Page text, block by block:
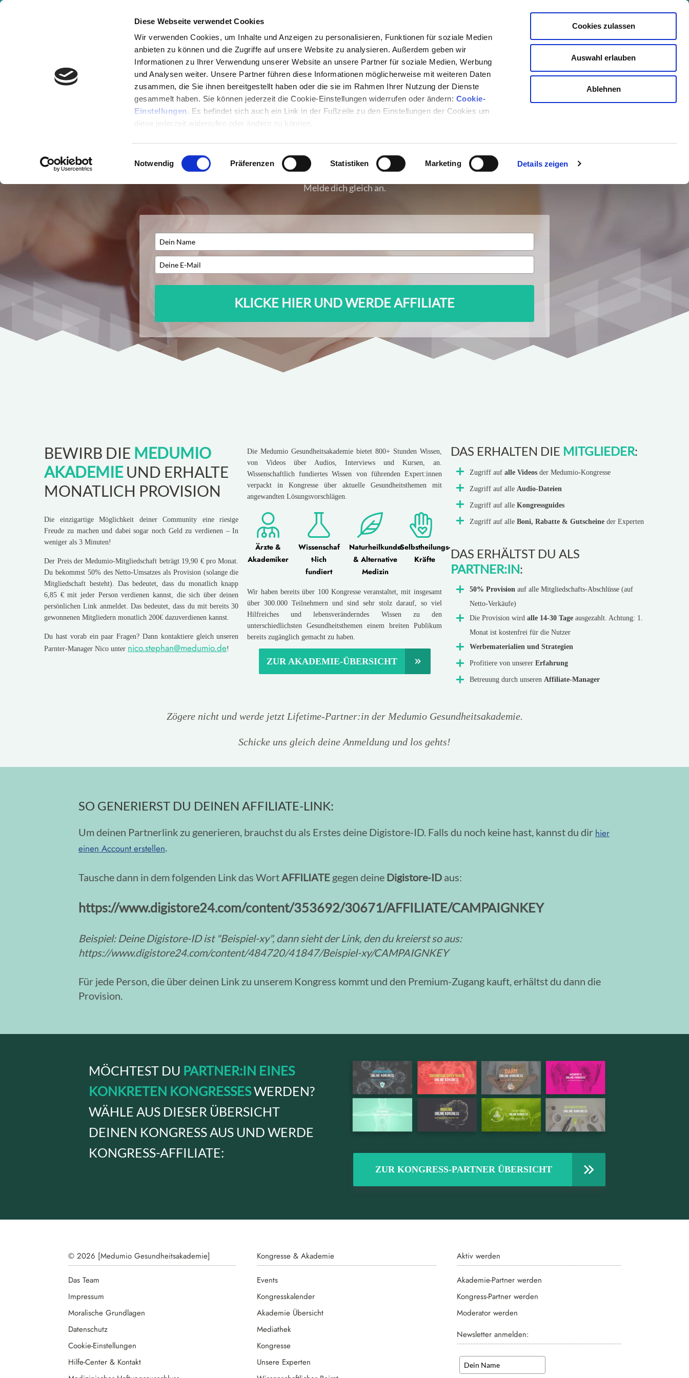
Diese Webseite verwendet Cookies
Wir verwenden Cookies, um Inhalte und Anzeigen zu personalisieren, Funktionen für soziale Medien
anbieten zu können und die Zugriffe auf unsere Website zu analysieren. Außerdem geben wir
Informationen zu Ihrer Verwendung unserer Website an unsere Partner für soziale Medien, Werbung
und Analysen weiter. Unsere Partner führen diese Informationen möglicherweise mit weiteren Daten
zusammen, die Sie ihnen bereitgestellt haben oder die sie im Rahmen Ihrer Nutzung der Dienste
gesammelt haben. Sie können jederzeit die Cookie-Einstellungen widerrufen oder ändern: Cookie-
Einstellungen. Es befindet sich auch ein Link in der Fußzeile zu den Einstellungen der Cookies um
diese jederzeit widerrufen oder ändern zu können.
Einwilligungsauswahl
Notwendig Präferenzen Statistiken Marketing Details zeigen
Cookies zulassen
Auswahl erlauben
Ablehnen
<< ZURÜCK STARTSEITE EVENTS AKADEMIE LOGIN MITGLIED WERDEN
MedumioGesundheitsakademie
LIFETIME PARTNER PROGRAMM
Erhalte alle Infos für deine erfolgreiche Partner-Kampagne.
Melde dich gleich an.
KLICKE HIER UND WERDE AFFILIATE
BEWIRB DIE MEDUMIO
AKADEMIEUND ERHALTE
MONATLICH PROVISION
Die einzigartige Möglichkeit deiner Community eine riesige
Freude zu machen und dabei sogar noch Geld zu verdienen – In
weniger als 3 Minuten!
Der Preis der Medumio-Mitgliedschaft beträgt 19,90 € pro Monat.
Du bekommst 50% des Netto-Umsatzes als Provision (solange die
Mitgliedschaft besteht). Das bedeutet, dass du monatlich knapp
6,85 € mit jeder Person verdienen kannst, die sich über deinen
persönlichen Link anmeldet. Das bedeutet, dass du mit bereits 30
gewonnenen Mitgliedern monatlich 200€ dazuverdienen kannst.
Du hast vorab ein paar Fragen? Dann kontaktiere gleich unseren
Parnter-Manager Nico unter nico.stephan@medumio.de!
Die Medumio Gesundheitsakademie bietet 800+ Stunden Wissen,
von Videos über Audios, Interviews und Kursen, an.
Wissenschaftlich fundiertes Wissen von führenden Expert:innen
verpackt in Kongresse über aktuelle Gesundheitsthemen mit
angewandten Lösungsvorschlägen.
Ärzte &
Akademiker
Wissenschaf
t-lich
fundiert
Naturheilkunde
& Alternative
Medizin
Selbstheilungs-
Kräfte
Wir haben bereits über 100 Kongresse veranstaltet, mit insgesamt
über 300.000 Teilnehmern und sind sehr stolz darauf, so viel
Hilfreiches und lebensveränderndes Wissen zu den
unterschiedlichsten Gesundheitsthemen einem breiten Publikum
bereits zugänglich gemacht zu haben.
ZUR AKADEMIE-ÜBERSICHT
DAS ERHALTEN DIE MITGLIEDER:
Zugriff auf alle Videosder Medumio-Kongresse
Zugriff auf alle Audio-Dateien
Zugriff auf alle Kongressguides
Zugriff auf alle Boni, Rabatte & Gutscheineder Experten
DAS ERHÄLTST DU ALS
PARTNER:IN:
50% Provisionauf alle Mitgliedschafts-Abschlüsse (auf
Netto-Verkäufe)
Die Provision wird alle 14-30 Tageausgezahlt. Achtung: 1.
Monat ist kostenfrei für die Nutzer
Werbematerialien und Strategien
Profitiere von unserer Erfahrung
Betreuung durch unseren Affiliate-Manager
Zögere nicht und werde jetzt Lifetime-Partner:in der Medumio Gesundheitsakademie.
Schicke uns gleich deine Anmeldung und los gehts!
SO GENERIERST DU DEINEN AFFILIATE-LINK:
Um deinen Partnerlink zu generieren, brauchst du als Erstes deine Digistore-ID. Falls du noch keine hast, kannst du dir hier
einen Account erstellen.
Tausche dann in dem folgenden Link das WortAFFILIATE gegen deine Digistore-ID aus:
https://www.digistore24.com/content/353692/30671/AFFILIATE/CAMPAIGNKEY
Beispiel: Deine Digistore-ID ist "Beispiel-xy", dann sieht der Link, den du kreierst so aus:
https://www.digistore24.com/content/484720/41847/Beispiel-xy/CAMPAIGNKEY
Für jede Person, die über deinen Link zu unserem Kongress kommt und den Premium-Zugang kauft, erhältst du dann die
Provision.
MÖCHTEST DU PARTNER:IN EINES
KONKRETEN KONGRESSESWERDEN?
WÄHLE AUS DIESER ÜBERSICHT
DEINEN KONGRESS AUS UND WERDE
KONGRESS-AFFILIATE:
ZUR KONGRESS-PARTNER ÜBERSICHT
© 2026 [Medumio Gesundheitsakademie]
Das Team
Impressum
Moralische Grundlagen
Datenschutz
Cookie-Einstellungen
Hilfe-Center & Kontakt
Kongresse & Akademie
Events
Kongresskalender
Akademie Übersicht
Mediathek
Kongresse
Unsere Experten
Aktiv werden
Akademie-Partner werden
Kongress-Partner werden
Moderator werden
Newsletter anmelden: